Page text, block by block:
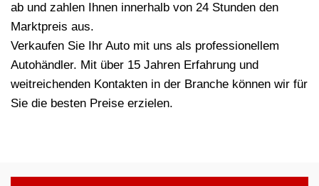
ab und zahlen Ihnen innerhalb von 24 Stunden den
Marktpreis aus.
Verkaufen Sie Ihr Auto mit uns als professionellem
Autohändler. Mit über 15 Jahren Erfahrung und
weitreichenden Kontakten in der Branche können wir für
Sie die besten Preise erzielen.